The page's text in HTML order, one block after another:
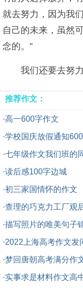
就去努力，因为我
自己的未来，虽然
念的。”
我们还要去努
推荐作文：
·高一600字作文
·学校国庆放假通知
·七年级作文我们班的
·读后感100字边城
·初三家国情怀的作文
·查理的巧克力工厂观
·描写照片的唯美句子
·2022上海高考作文发
·梦回唐朝高考满分作
·实事求是材料作文高